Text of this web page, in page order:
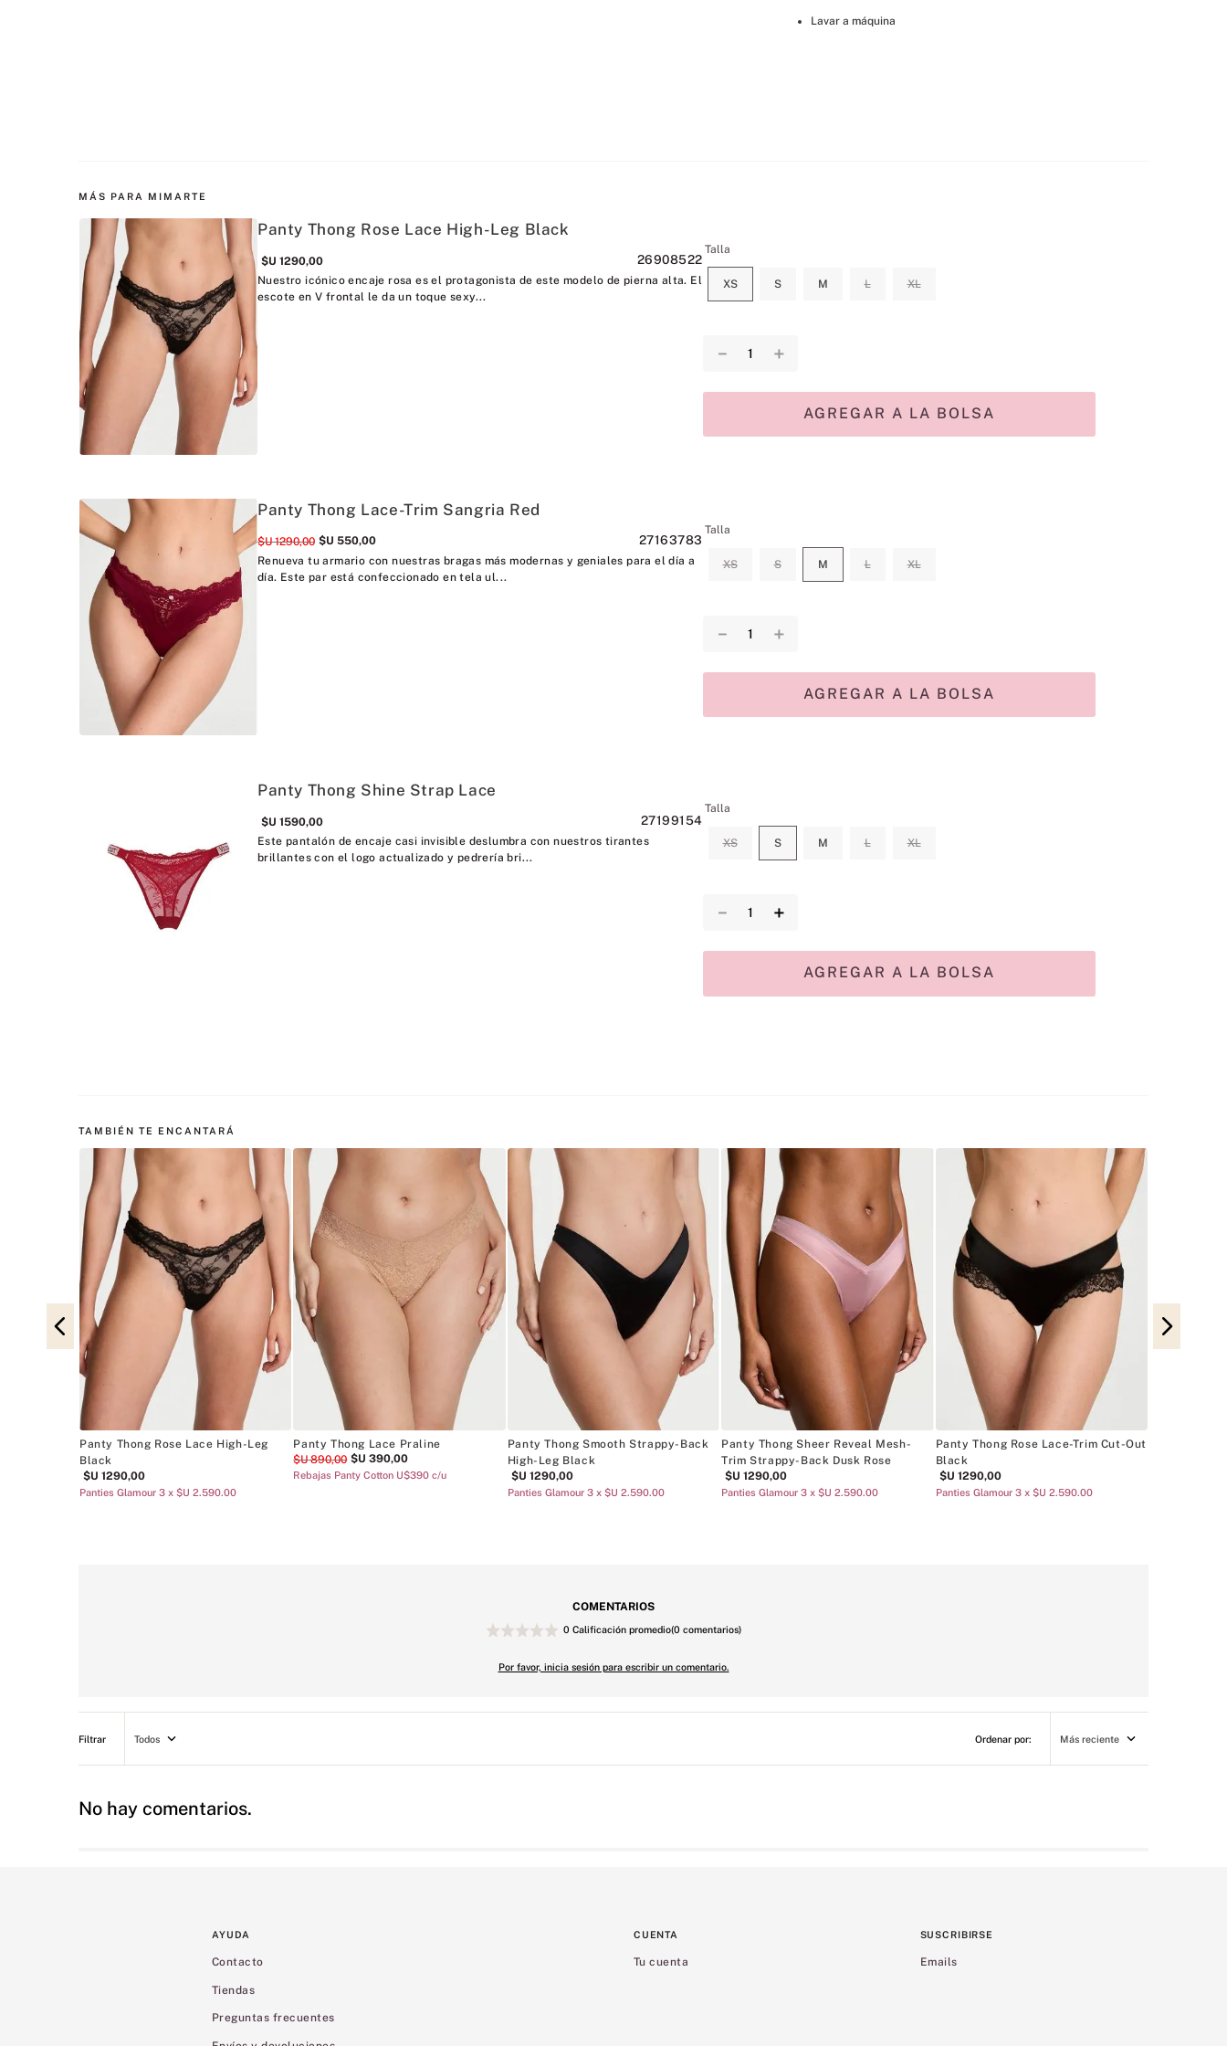
Lavar a máquina
MÁS PARA MIMARTE
Panty Thong Rose Lace High-Leg Black
$U 1290,00 26908522
Nuestro icónico encaje rosa es el protagonista de este modelo de pierna alta. El
escote en V frontal le da un toque sexy...
Talla
XS S M L XL
＋
－
AGREGAR A LA BOLSA
Panty Thong Lace-Trim Sangria Red
$U 1290,00 $U 550,00 27163783
Renueva tu armario con nuestras bragas más modernas y geniales para el día a
día. Este par está confeccionado en tela ul...
Talla
XS S M L XL
＋
－
AGREGAR A LA BOLSA
Panty Thong Shine Strap Lace
$U 1590,00 27199154
Este pantalón de encaje casi invisible deslumbra con nuestros tirantes
brillantes con el logo actualizado y pedrería bri...
Talla
XS S M L XL
＋
－
AGREGAR A LA BOLSA
TAMBIÉN TE ENCANTARÁ
Panty Thong Rose Lace High-Leg
Black
$U 1290,00
Panties Glamour 3 x $U 2.590.00
Panty Thong Lace Praline
$U 890,00 $U 390,00
Rebajas Panty Cotton U$390 c/u
Panty Thong Smooth Strappy-Back
High-Leg Black
$U 1290,00
Panties Glamour 3 x $U 2.590.00
Panty Thong Sheer Reveal Mesh-
Trim Strappy-Back Dusk Rose
$U 1290,00
Panties Glamour 3 x $U 2.590.00
Panty Thong Rose Lace-Trim Cut-Out
Black
$U 1290,00
Panties Glamour 3 x $U 2.590.00
COMENTARIOS
0 Calificación promedio(0 comentarios)
Por favor, inicia sesión para escribir un comentario.
Más reciente
Todos
No hay comentarios.
AYUDA
Contacto
Tiendas
Preguntas frecuentes
CUENTA
Tu cuenta
SUSCRIBIRSE
Emails